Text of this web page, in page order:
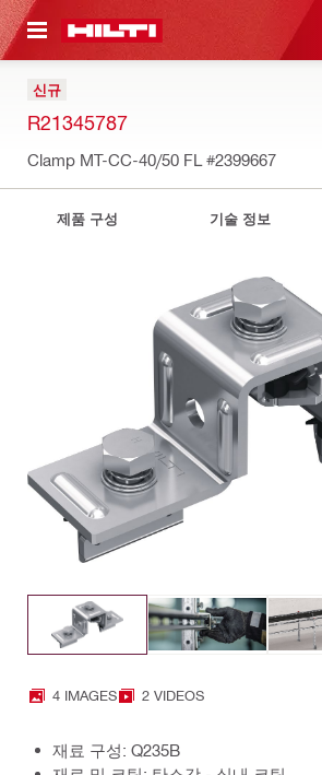
으로 건너뛰기
신규
R21345787
Clamp MT-CC-40/50 FL #2399667
제품 구성 기술 정보
4 IMAGES 2 VIDEOS
재료 구성: Q235B